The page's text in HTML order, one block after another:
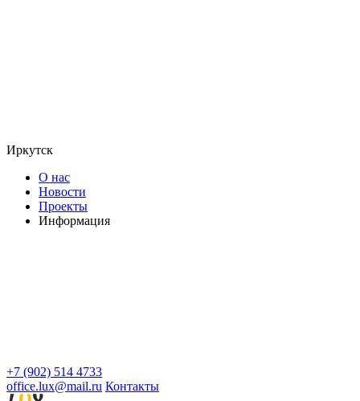
Иркутск
О нас
Новости
Проекты
Информация
+7 (902) 514 4733
office.lux@mail.ru Контакты